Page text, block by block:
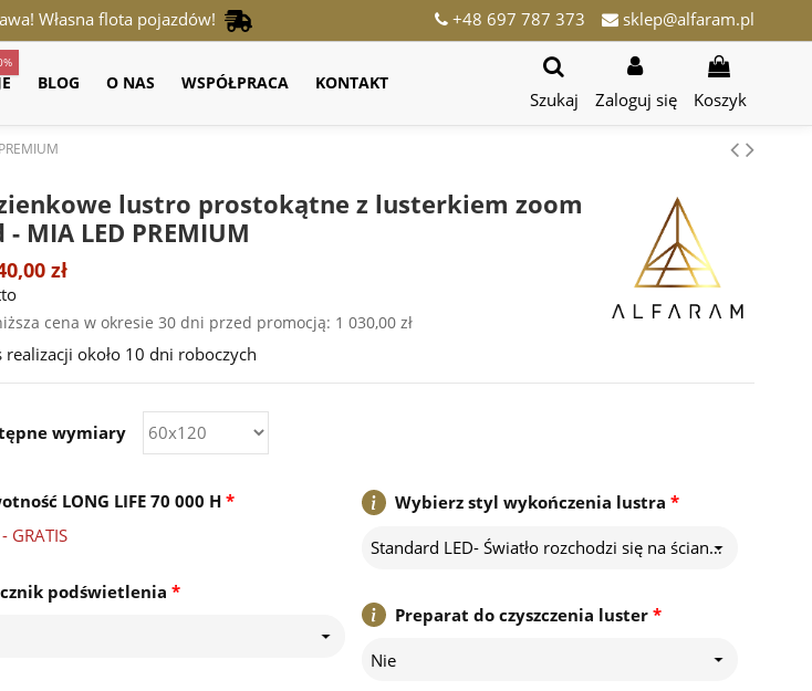
Własna flota pojazdów! +48 697 787 373 sklep@alfaram.pl
BLOG O NAS WSPÓŁPRACA KONTAKT
Szukaj Zaloguj się Koszyk
lustro prostokątne z lusterkiem zoom
- MIA LED PREMIUM
zł
cena w okresie 30 dni przed promocją: 1 030,00 zł
realizacji około 10 dni roboczych
*
LONG LIFE 70 000 H
GRATIS
*
podświetlenia
*
Wybierz styl wykończenia lustra
Standard LED- Światło rozchodzi się na ścianę znajdującą się za lustrem
*
Preparat do czyszczenia luster
Nie
wymiary